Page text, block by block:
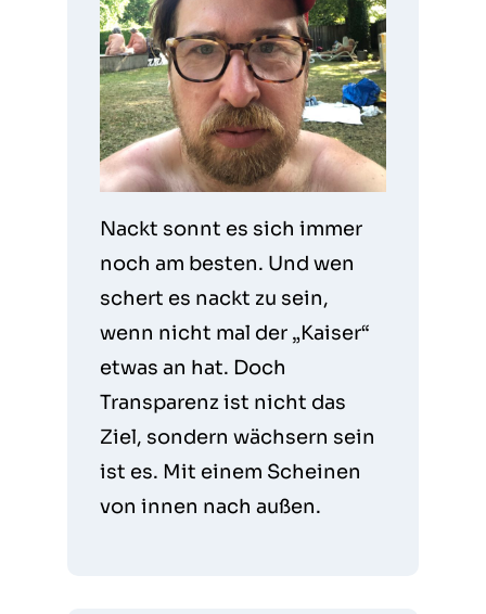
Nackt sonnt es sich immer
noch am besten. Und wen
schert es nackt zu sein,
wenn nicht mal der „Kaiser“
etwas an hat. Doch
Transparenz ist nicht das
Ziel, sondern wächsern sein
ist es. Mit einem Scheinen
von innen nach außen.